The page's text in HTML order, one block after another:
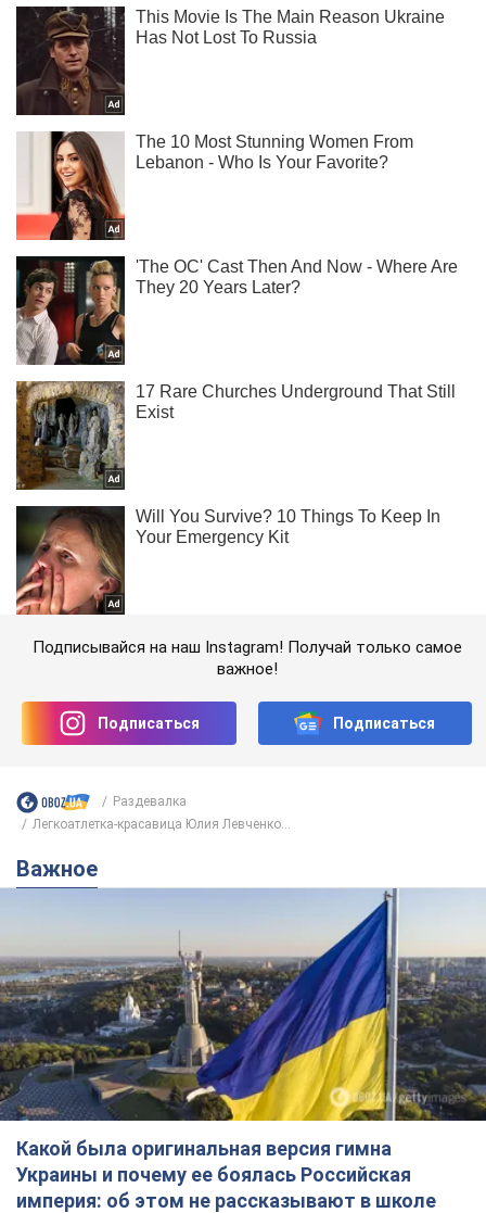
Подписывайся на наш Instagram! Получай только самое
важное!
Подписаться Подписаться
Раздевалка
Легкоатлетка-красавица Юлия Левченко...
Важное
Какой была оригинальная версия гимна
Украины и почему ее боялась Российская
империя: об этом не рассказывают в школе